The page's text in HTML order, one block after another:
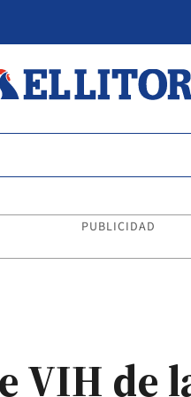
PUBLICIDAD
VIH de